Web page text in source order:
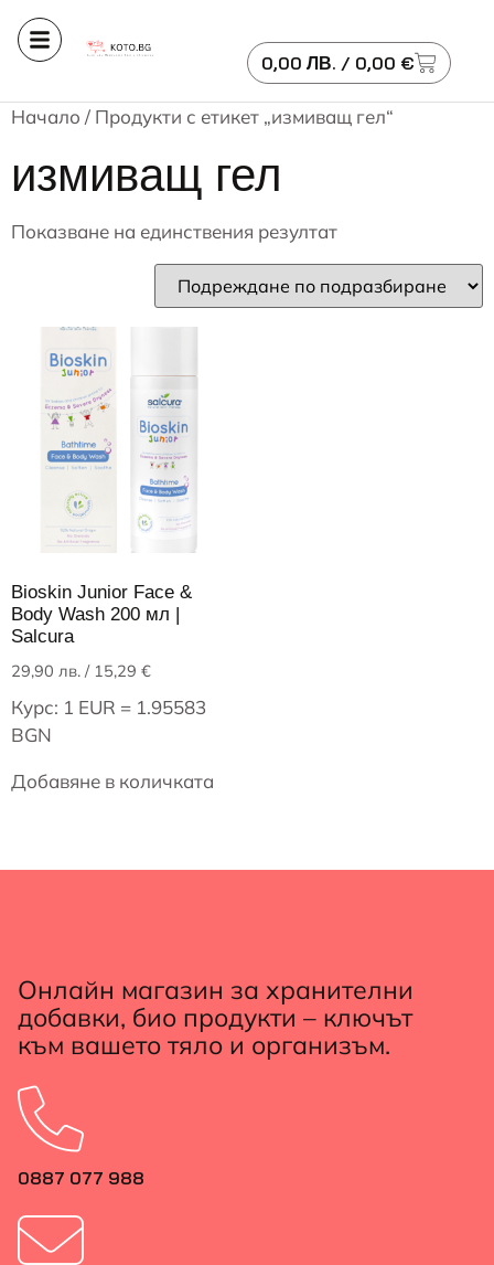
0,00 ЛВ. / 0,00 €
Начало / Продукти с етикет „измиващ гел“
измиващ гел
Показване на единствения резултат
Bioskin Junior Face &
Body Wash 200 мл |
Salcura
29,90 лв. / 15,29 €
Курс: 1 EUR = 1.95583
BGN
Добавяне в количката
Онлайн магазин за хранителни
добавки, био продукти – ключът
към вашето тяло и организъм.
0887 077 988